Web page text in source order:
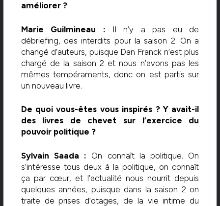
améliorer ?
Marie Guilmineau : Il n’y a pas eu de
débriefing, des interdits pour la saison 2. On a
changé d’auteurs, puisque Dan Franck n’est plus
chargé de la saison 2 et nous n’avons pas les
mêmes tempéraments, donc on est partis sur
un nouveau livre.
De quoi vous-êtes vous inspirés ? Y avait-il
des livres de chevet sur l’exercice du
pouvoir politique ?
Sylvain Saada : On connaît la politique. On
s’intéresse tous deux à la politique, on connaît
ça par cœur, et l’actualité nous nourrit depuis
quelques années, puisque dans la saison 2 on
traite de prises d’otages, de la vie intime du